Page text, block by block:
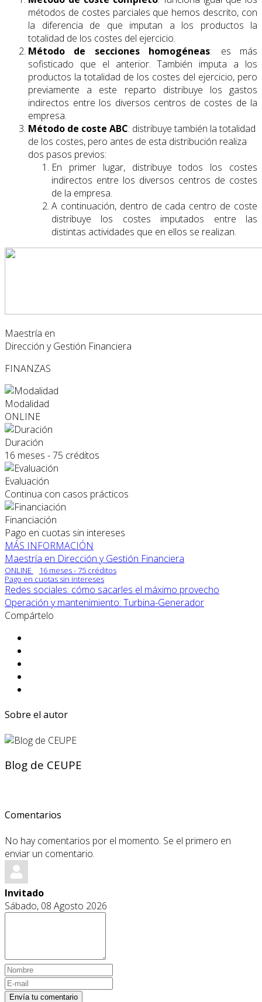
métodos de costes parciales que hemos descrito, con
la diferencia de que imputan a los productos la
totalidad de los costes del ejercicio.
Método de secciones homogéneas: es más
sofisticado que el anterior. También imputa a los
productos la totalidad de los costes del ejercicio, pero
previamente a este reparto distribuye los gastos
indirectos entre los diversos centros de costes de la
empresa.
Método de coste ABC: distribuye también la totalidad
de los costes, pero antes de esta distribución realiza
dos pasos previos:
En primer lugar, distribuye todos los costes
indirectos entre los diversos centros de costes
de la empresa.
A continuación, dentro de cada centro de coste
distribuye los costes imputados entre las
distintas actividades que en ellos se realizan.
Maestría en
Dirección y Gestión Financiera
FINANZAS
Modalidad
ONLINE
Duración
16 meses - 75 créditos
Evaluación
Continua con casos prácticos
Financiación
Pago en cuotas sin intereses
MÁS INFORMACIÓN
Maestría en Dirección y Gestión Financiera
ONLINE
16 meses - 75 créditos
Pago en cuotas sin intereses
Redes sociales: cómo sacarles el máximo provecho
Operación y mantenimiento: Turbina-Generador
Compártelo
Sobre el autor
Blog de CEUPE
Comentarios
No hay comentarios por el momento. Se el primero en
enviar un comentario.
Invitado
Sábado, 08 Agosto 2026
Envía tu comentario